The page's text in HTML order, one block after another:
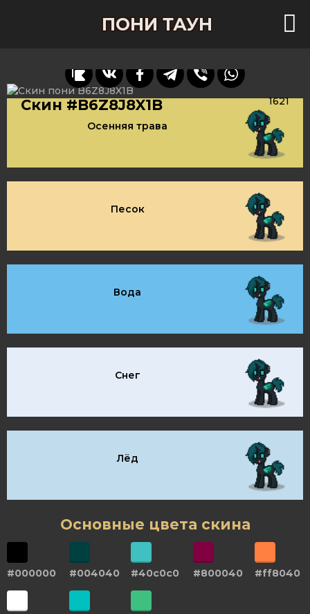
ПОНИ ТАУН
Скин #B6Z8J8X1B
1621
Осенняя трава
Песок
Вода
Снег
Лёд
Основные цвета скина
#000000 #004040 #40c0c0 #800040 #ff8040